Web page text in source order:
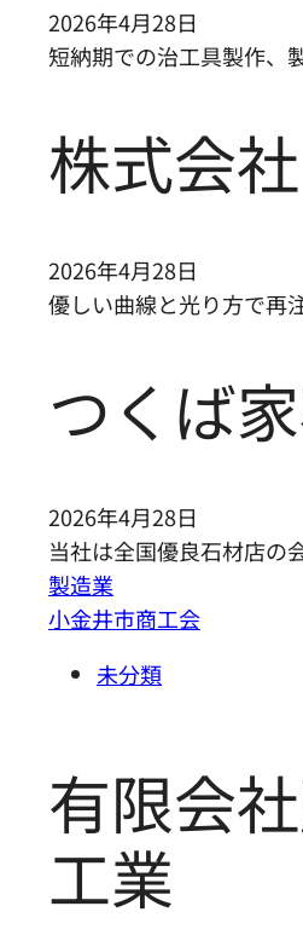
2026年4月28日
短納期での治工具製作、
株式会
2026年4月28日
優しい曲線と光り方で再
つくば
2026年4月28日
当社は全国優良石材店の
製造業
小金井市商工会
未分類
有限会
工業